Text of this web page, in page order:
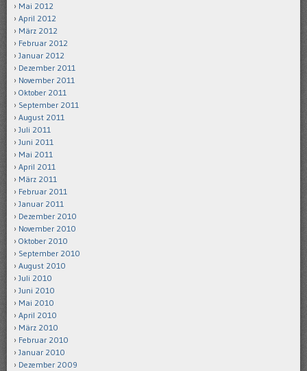
Mai 2012
April 2012
März 2012
Februar 2012
Januar 2012
Dezember 2011
November 2011
Oktober 2011
September 2011
August 2011
Juli 2011
Juni 2011
Mai 2011
April 2011
März 2011
Februar 2011
Januar 2011
Dezember 2010
November 2010
Oktober 2010
September 2010
August 2010
Juli 2010
Juni 2010
Mai 2010
April 2010
März 2010
Februar 2010
Januar 2010
Dezember 2009